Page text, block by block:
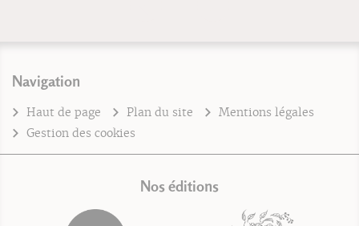
Navigation
Haut de page Plan du site
Mentions légales
Gestion des cookies
Nos éditions